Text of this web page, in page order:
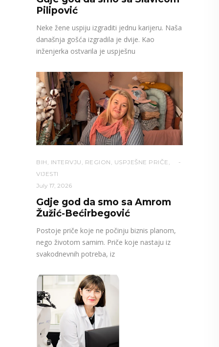
Pilipović
Neke žene uspiju izgraditi jednu karijeru. Naša
današnja gošća izgradila je dvije. Kao
inženjerka ostvarila je uspješnu
BIH , INTERVJU , REGION , USPJEŠNE PRIČE ,
VIJESTI
July 17, 2026
Gdje god da smo sa Amrom
Žužić-Bećirbegović
Postoje priče koje ne počinju biznis planom,
nego životom samim. Priče koje nastaju iz
svakodnevnih potreba, iz